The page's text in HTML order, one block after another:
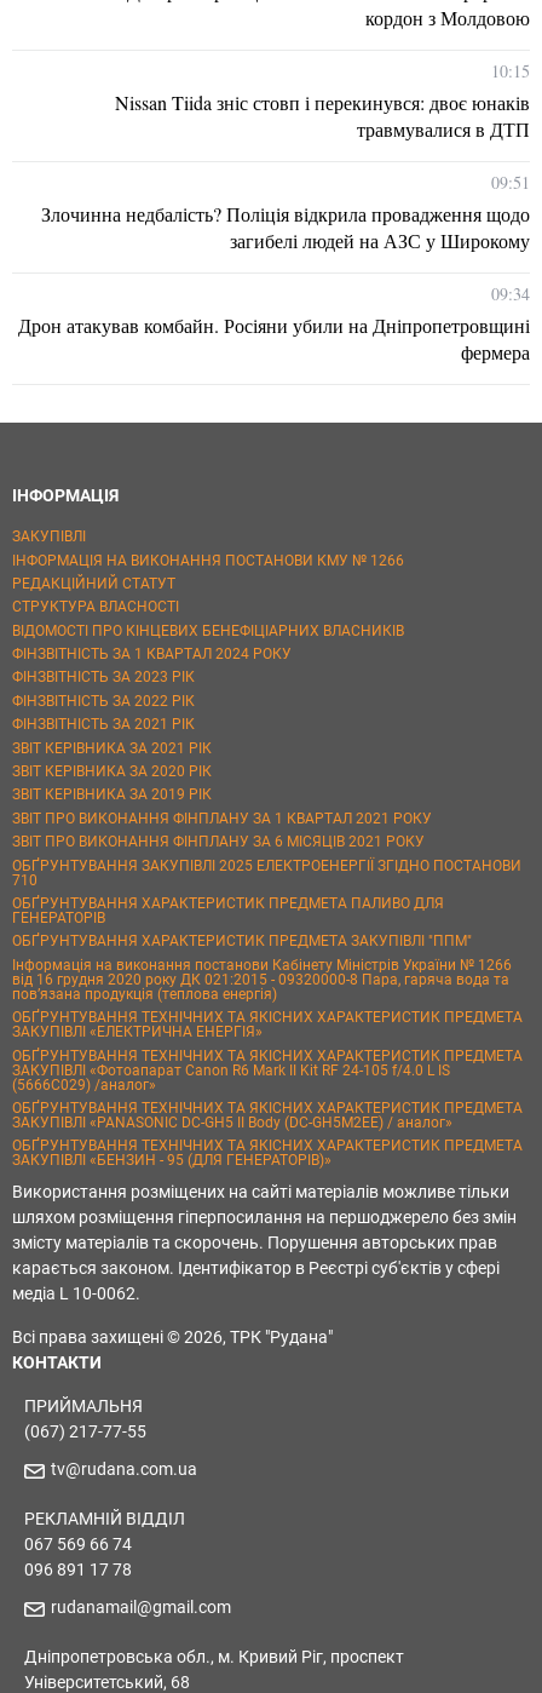
кордон з Молдовою
10:15
Nissan Tiida зніс стовп і перекинувся: двоє юнаків
травмувалися в ДТП
09:51
Злочинна недбалість? Поліція відкрила провадження щодо
загибелі людей на АЗС у Широкому
09:34
Дрон атакував комбайн. Росіяни убили на Дніпропетровщині
фермера
ІНФОРМАЦІЯ
ЗАКУПІВЛІ
ІНФОРМАЦІЯ НА ВИКОНАННЯ ПОСТАНОВИ КМУ № 1266
РЕДАКЦІЙНИЙ СТАТУТ
СТРУКТУРА ВЛАСНОСТІ
ВІДОМОСТІ ПРО КІНЦЕВИХ БЕНЕФІЦІАРНИХ ВЛАСНИКІВ
ФІНЗВІТНІСТЬ ЗА 1 КВАРТАЛ 2024 РОКУ
ФІНЗВІТНІСТЬ ЗА 2023 РІК
ФІНЗВІТНІСТЬ ЗА 2022 РІК
ФІНЗВІТНІСТЬ ЗА 2021 РІК
ЗВІТ КЕРІВНИКА ЗА 2021 РІК
ЗВІТ КЕРІВНИКА ЗА 2020 РІК
ЗВІТ КЕРІВНИКА ЗА 2019 РІК
ЗВІТ ПРО ВИКОНАННЯ ФІНПЛАНУ ЗА 1 КВАРТАЛ 2021 РОКУ
ЗВІТ ПРО ВИКОНАННЯ ФІНПЛАНУ ЗА 6 МІСЯЦІВ 2021 РОКУ
ОБҐРУНТУВАННЯ ЗАКУПІВЛІ 2025 ЕЛЕКТРОЕНЕРГІЇ ЗГІДНО ПОСТАНОВИ
710
ОБҐРУНТУВАННЯ ХАРАКТЕРИСТИК ПРЕДМЕТА ПАЛИВО ДЛЯ
ГЕНЕРАТОРІВ
ОБҐРУНТУВАННЯ ХАРАКТЕРИСТИК ПРЕДМЕТА ЗАКУПІВЛІ "ППМ"
Інформація на виконання постанови Кабінету Міністрів України № 1266
від 16 грудня 2020 року ДК 021:2015 - 09320000-8 Пара, гаряча вода та
пов’язана продукція (теплова енергія)
ОБҐРУНТУВАННЯ ТЕХНІЧНИХ ТА ЯКІСНИХ ХАРАКТЕРИСТИК ПРЕДМЕТА
ЗАКУПІВЛІ «ЕЛЕКТРИЧНА ЕНЕРГІЯ»
ОБҐРУНТУВАННЯ ТЕХНІЧНИХ ТА ЯКІСНИХ ХАРАКТЕРИСТИК ПРЕДМЕТА
ЗАКУПІВЛІ «Фотоапарат Canon R6 Mark II Kit RF 24-105 f/4.0 L IS
(5666C029) /аналог»
ОБҐРУНТУВАННЯ ТЕХНІЧНИХ ТА ЯКІСНИХ ХАРАКТЕРИСТИК ПРЕДМЕТА
ЗАКУПІВЛІ «PANASONIC DC-GH5 II Body (DC-GH5M2EE) / аналог»
ОБҐРУНТУВАННЯ ТЕХНІЧНИХ ТА ЯКІСНИХ ХАРАКТЕРИСТИК ПРЕДМЕТА
ЗАКУПІВЛІ «БЕНЗИН - 95 (ДЛЯ ГЕНЕРАТОРІВ)»
Використання розміщених на сайті матеріалів можливе тільки
шляхом розміщення гіперпосилання на першоджерело без змін
змісту матеріалів та скорочень. Порушення авторських прав
карається законом. Ідентифікатор в Реєстрі суб'єктів у сфері
медіа L 10-0062.
Всі права захищені © 2026, ТРК "Рудана"
КОНТАКТИ
ПРИЙМАЛЬНЯ
(067) 217-77-55
tv@rudana.com.ua
РЕКЛАМНІЙ ВІДДІЛ
067 569 66 74
096 891 17 78
rudanamail@gmail.com
Дніпропетровська обл., м. Кривий Ріг, проспект
Університетський, 68